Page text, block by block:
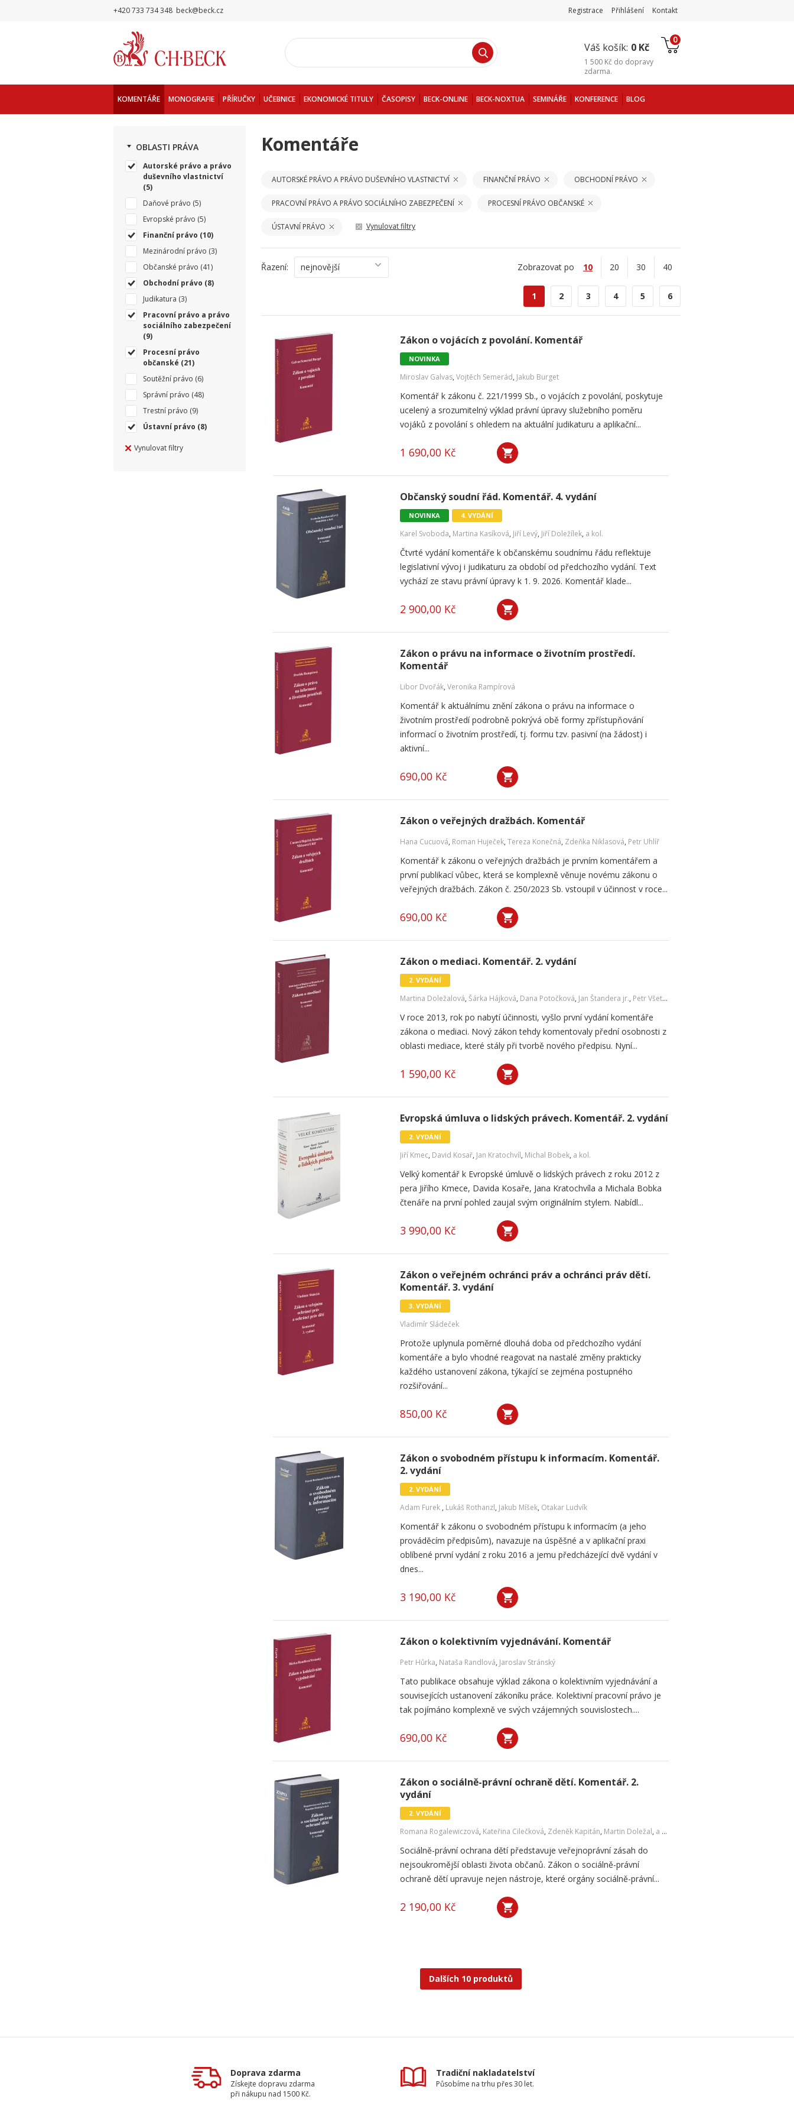
+420 733 734 348 beck@beck.cz Registrace Přihlášení Kontakt
Váš košík: 0 Kč
0
1 500 Kč do dopravy
zdarma.
KOMENTÁŘE MONOGRAFIE PŘÍRUČKY UČEBNICE EKONOMICKÉ TITULY ČASOPISY BECK-ONLINE BECK-NOXTUA SEMINÁŘE KONFERENCE BLOG
OBLASTI PRÁVA
Autorské právo a právo
duševního vlastnictví
(5)
Daňové právo (5)
Evropské právo (5)
Finanční právo (10)
Mezinárodní právo (3)
Občanské právo (41)
Obchodní právo (8)
Judikatura (3)
Pracovní právo a právo
sociálního zabezpečení
(9)
Procesní právo
občanské (21)
Soutěžní právo (6)
Správní právo (48)
Trestní právo (9)
Ústavní právo (8)
Vynulovat filtry
Komentáře
AUTORSKÉ PRÁVO A PRÁVO DUŠEVNÍHO VLASTNICTVÍ FINANČNÍ PRÁVO OBCHODNÍ PRÁVO
PRACOVNÍ PRÁVO A PRÁVO SOCIÁLNÍHO ZABEZPEČENÍ PROCESNÍ PRÁVO OBČANSKÉ
ÚSTAVNÍ PRÁVO Vynulovat filtry
Řazení: nejnovější Zobrazovat po 10 20 30 40
1 2 3 4 5 6
Zákon o vojácích z povolání. Komentář
NOVINKA
Miroslav Galvas, Vojtěch Semerád, Jakub Burget
Komentář k zákonu č. 221/1999 Sb., o vojácích z povolání, poskytuje
ucelený a srozumitelný výklad právní úpravy služebního poměru
vojáků z povolání s ohledem na aktuální judikaturu a aplikační...
1 690,00 Kč
Občanský soudní řád. Komentář. 4. vydání
NOVINKA 4. VYDÁNÍ
Karel Svoboda, Martina Kasíková, Jiří Levý, Jiří Doležílek, a kol.
Čtvrté vydání komentáře k občanskému soudnímu řádu reflektuje
legislativní vývoj i judikaturu za období od předchozího vydání. Text
vychází ze stavu právní úpravy k 1. 9. 2026. Komentář klade...
2 900,00 Kč
Zákon o právu na informace o životním prostředí.
Komentář
Libor Dvořák, Veronika Rampírová
Komentář k aktuálnímu znění zákona o právu na informace o
životním prostředí podrobně pokrývá obě formy zpřístupňování
informací o životním prostředí, tj. formu tzv. pasivní (na žádost) i
aktivní...
690,00 Kč
Zákon o veřejných dražbách. Komentář
Hana Cucuová, Roman Huječek, Tereza Konečná, Zdeňka Niklasová, Petr Uhlíř
Komentář k zákonu o veřejných dražbách je prvním komentářem a
první publikací vůbec, která se komplexně věnuje novému zákonu o
veřejných dražbách. Zákon č. 250/2023 Sb. vstoupil v účinnost v roce...
690,00 Kč
Zákon o mediaci. Komentář. 2. vydání
2. VYDÁNÍ
Martina Doležalová, Šárka Hájková, Dana Potočková, Jan Štandera jr., Petr Všetička
V roce 2013, rok po nabytí účinnosti, vyšlo první vydání komentáře
zákona o mediaci. Nový zákon tehdy komentovaly přední osobnosti z
oblasti mediace, které stály při tvorbě nového předpisu. Nyní...
1 590,00 Kč
Evropská úmluva o lidských právech. Komentář. 2. vydání
2. VYDÁNÍ
Jiří Kmec, David Kosař, Jan Kratochvíl, Michal Bobek, a kol.
Velký komentář k Evropské úmluvě o lidských právech z roku 2012 z
pera Jiřího Kmece, Davida Kosaře, Jana Kratochvíla a Michala Bobka
čtenáře na první pohled zaujal svým originálním stylem. Nabídl...
3 990,00 Kč
Zákon o veřejném ochránci práv a ochránci práv dětí.
Komentář. 3. vydání
3. VYDÁNÍ
Vladimír Sládeček
Protože uplynula poměrné dlouhá doba od předchozího vydání
komentáře a bylo vhodné reagovat na nastalé změny prakticky
každého ustanovení zákona, týkající se zejména postupného
rozšiřování...
850,00 Kč
Zákon o svobodném přístupu k informacím. Komentář.
2. vydání
2. VYDÁNÍ
Adam Furek , Lukáš Rothanzl, Jakub Míšek, Otakar Ludvík
Komentář k zákonu o svobodném přístupu k informacím (a jeho
prováděcím předpisům), navazuje na úspěšné a v aplikační praxi
oblíbené první vydání z roku 2016 a jemu předcházející dvě vydání v
dnes...
3 190,00 Kč
Zákon o kolektivním vyjednávání. Komentář
Petr Hůrka, Nataša Randlová, Jaroslav Stránský
Tato publikace obsahuje výklad zákona o kolektivním vyjednávání a
souvisejících ustanovení zákoníku práce. Kolektivní pracovní právo je
tak pojímáno komplexně ve svých vzájemných souvislostech....
690,00 Kč
Zákon o sociálně-právní ochraně dětí. Komentář. 2.
vydání
2. VYDÁNÍ
Romana Rogalewiczová, Kateřina Cilečková, Zdeněk Kapitán, Martin Doležal, a kol.
Sociálně-právní ochrana dětí představuje veřejnoprávní zásah do
nejsoukromější oblasti života občanů. Zákon o sociálně-právní
ochraně dětí upravuje nejen nástroje, které orgány sociálně-právní...
2 190,00 Kč
Dalších 10 produktů
Doprava zdarma
Získejte dopravu zdarma
při nákupu nad 1500 Kč.
Tradiční nakladatelství
Působíme na trhu přes 30 let.